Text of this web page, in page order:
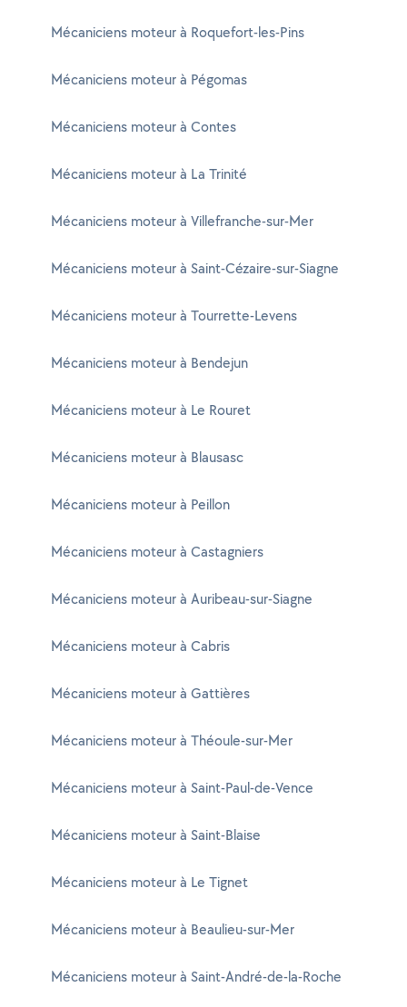
Mécaniciens moteur à Roquefort-les-Pins
Mécaniciens moteur à Pégomas
Mécaniciens moteur à Contes
Mécaniciens moteur à La Trinité
Mécaniciens moteur à Villefranche-sur-Mer
Mécaniciens moteur à Saint-Cézaire-sur-Siagne
Mécaniciens moteur à Tourrette-Levens
Mécaniciens moteur à Bendejun
Mécaniciens moteur à Le Rouret
Mécaniciens moteur à Blausasc
Mécaniciens moteur à Peillon
Mécaniciens moteur à Castagniers
Mécaniciens moteur à Auribeau-sur-Siagne
Mécaniciens moteur à Cabris
Mécaniciens moteur à Gattières
Mécaniciens moteur à Théoule-sur-Mer
Mécaniciens moteur à Saint-Paul-de-Vence
Mécaniciens moteur à Saint-Blaise
Mécaniciens moteur à Le Tignet
Mécaniciens moteur à Beaulieu-sur-Mer
Mécaniciens moteur à Saint-André-de-la-Roche